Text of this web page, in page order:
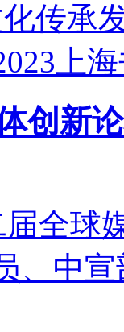
传承
上
创新
届全球
、中